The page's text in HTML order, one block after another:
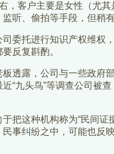
，客户主要是女性（尤
听、偷拍等手段，但稍
托进行知识产权维权
反复斟酌。
露，公司与一些政府
“九头鸟”等调查公司被
这种机构称为“民间证
事纠纷之中，可能也反